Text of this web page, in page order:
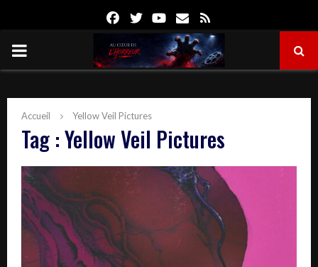
FacebookTwitterYoutube
Email
PRIMARY
Accueil Yellow Veil Pictures
Tag : Yellow Veil Pictures